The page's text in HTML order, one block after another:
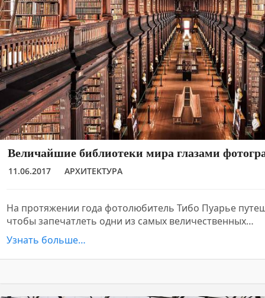
Величайшие библиотеки мира глазами
11.06.2017 АРХИТЕКТУРА
На протяжении года фотолюбитель Тибо Пуарье
чтобы запечатлеть одни из самых величественных…
Узнать больше…